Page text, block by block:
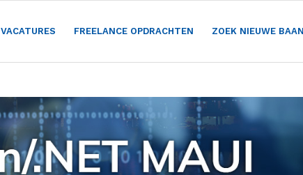
VACATURES FREELANCE OPDRACHTEN ZOEK NIEUWE BAAN